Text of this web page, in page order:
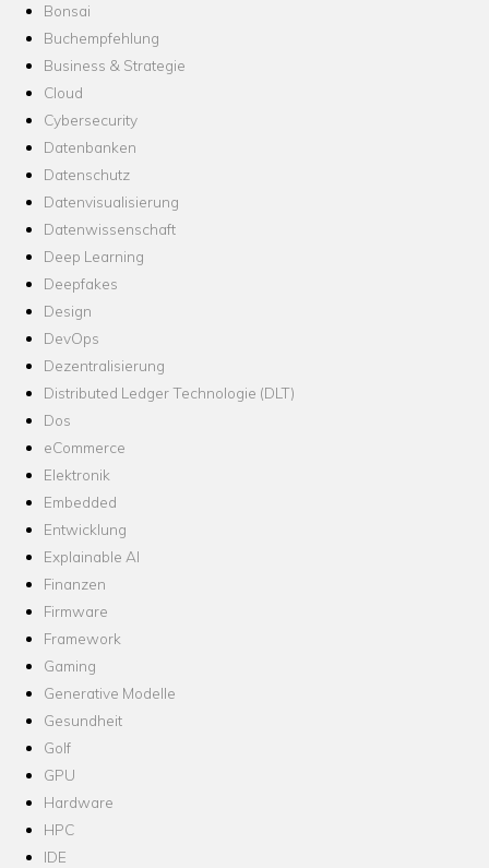
Bonsai
Buchempfehlung
Business & Strategie
Cloud
Cybersecurity
Datenbanken
Datenschutz
Datenvisualisierung
Datenwissenschaft
Deep Learning
Deepfakes
Design
DevOps
Dezentralisierung
Distributed Ledger Technologie (DLT)
Dos
eCommerce
Elektronik
Embedded
Entwicklung
Explainable AI
Finanzen
Firmware
Framework
Gaming
Generative Modelle
Gesundheit
Golf
GPU
Hardware
HPC
IDE